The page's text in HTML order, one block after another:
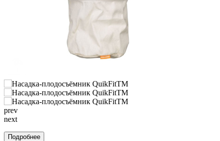
prev
next
Подробнее